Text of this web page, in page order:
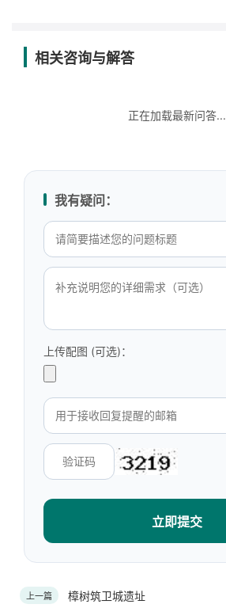
相关咨询与解答
正在加载最新问答...
我有疑问：
上传配图 (可选)：
立即提交
上一篇 樟树筑卫城遗址